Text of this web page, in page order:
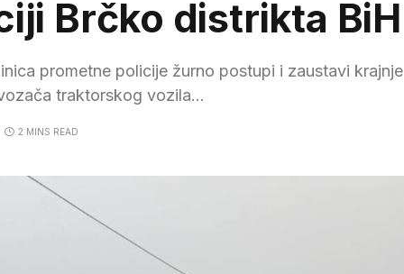
Brčko distrikta BiH
prometne policije žurno postupi i zaustavi krajnje
traktorskog vozila...
2 MINS READ